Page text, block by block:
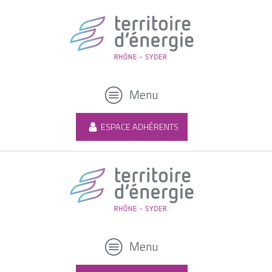
Menu
ESPACE ADHÉRENTS
Menu